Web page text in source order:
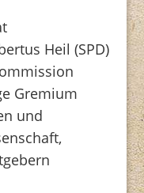
Heil (SPD)
Gremium
und